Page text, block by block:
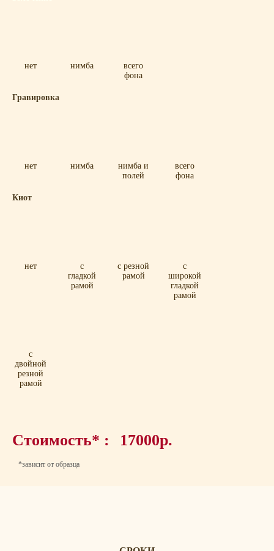
нет нимба
всего
фона
Гравировка
нет нимба
нимба и
полей
всего
фона
Киот
нет
с
гладкой
рамой
с резной
рамой
с
широкой
гладкой
рамой
с
двойной
резной
рамой
Стоимость* : 17000р.
*зависит от образца